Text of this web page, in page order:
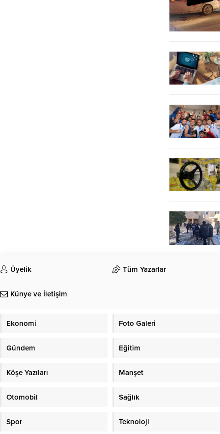
Üyelik Tüm Yazarlar
Künye ve İletişim
Ekonomi Foto Galeri
Gündem Eğitim
Köşe Yazıları Manşet
Otomobil Sağlık
Spor Teknoloji